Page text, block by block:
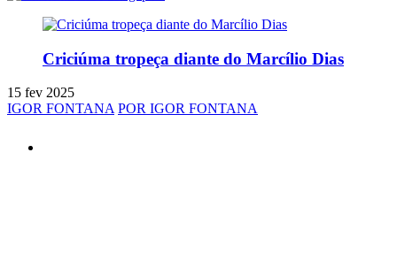
Criciúma tropeça diante do Marcílio Dias
15 fev 2025
IGOR FONTANA POR IGOR FONTANA